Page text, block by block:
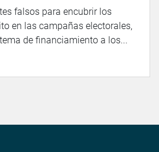
falsos para encubrir los
en las campañas electorales,
de financiamiento a los...